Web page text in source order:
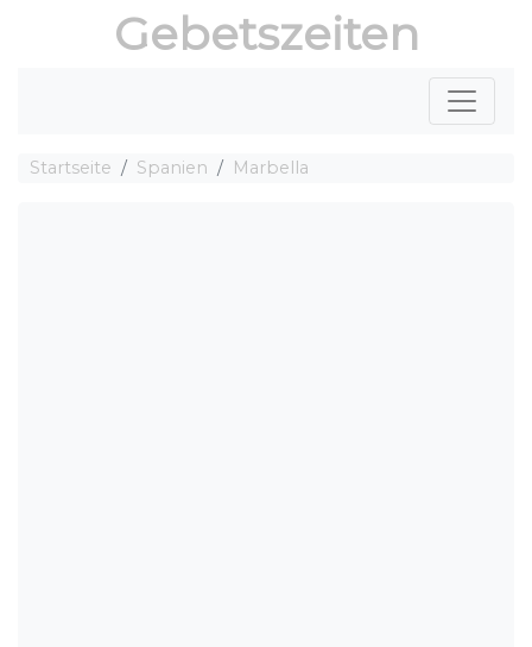
Gebetszeiten
Startseite Spanien Marbella